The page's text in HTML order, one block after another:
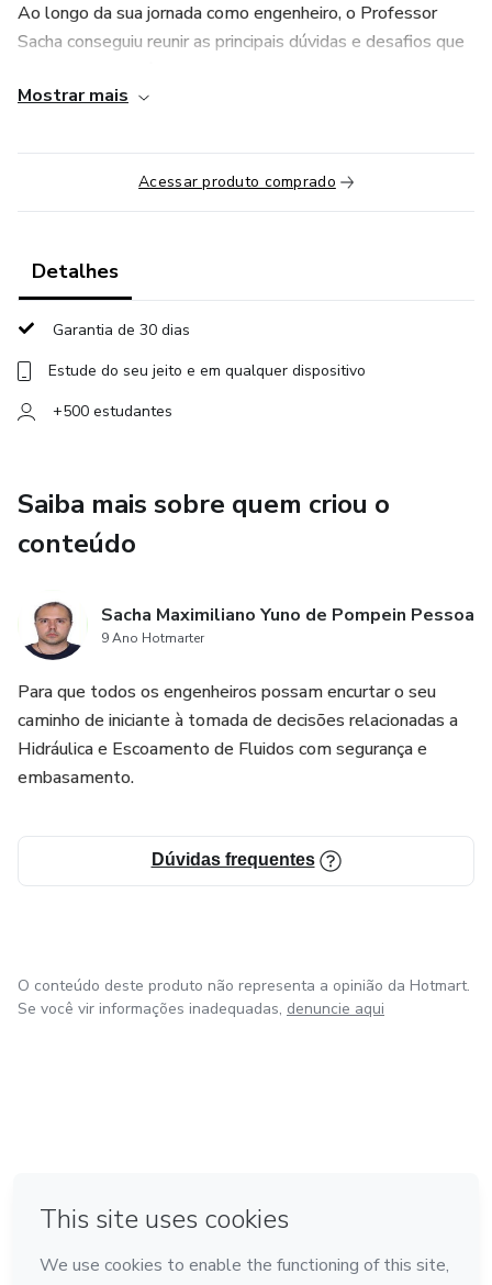
Ao longo da sua jornada como engenheiro, o Professor
Sacha conseguiu reunir as principais dúvidas e desafios que
trabalho, para trabalhar na área de projetos de engenharia,
Esse curso reúne os conceitos mais importantes, com
exercícios práticos e projetos, para fixar a matéria e
seu dia a dia.
Ao final do curso, o aluno vai estar capacitado para avaliar
hidráulicos.
Mostrar mais
Acessar produto comprado
Detalhes
Garantia de 30 dias
Estude do seu jeito e em qualquer dispositivo
+500 estudantes
Saiba mais sobre quem criou o
conteúdo
Sacha Maximiliano Yuno de Pompein Pessoa
9 Ano Hotmarter
Para que todos os engenheiros possam encurtar o seu
caminho de iniciante à tomada de decisões relacionadas a
Hidráulica e Escoamento de Fluidos com segurança e
embasamento.
Dúvidas frequentes
O conteúdo deste produto não representa a opinião da Hotmart.
Se você vir informações inadequadas, denuncie aqui
Feito com ❤ em Bogotá